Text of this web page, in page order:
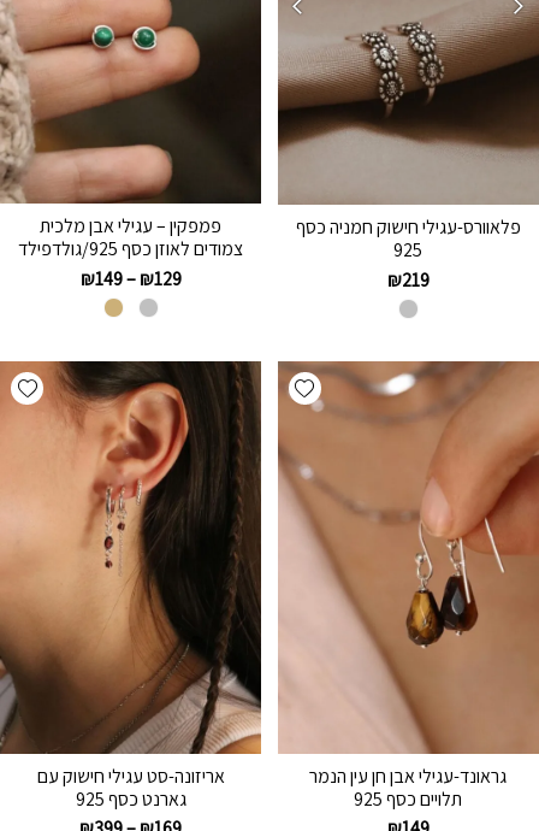
פלאוורס-עגילי חישוק חמניה כסף
925
₪219
פמפקין – עגילי אבן מלכית
צמודים לאוזן כסף 925/גולדפילד
₪129
–
₪149
Add wishlist
גראונד-עגילי אבן חן עין הנמר
תלויים כסף 925
אריזונה-סט עגילי חישוק עם
גארנט כסף 925